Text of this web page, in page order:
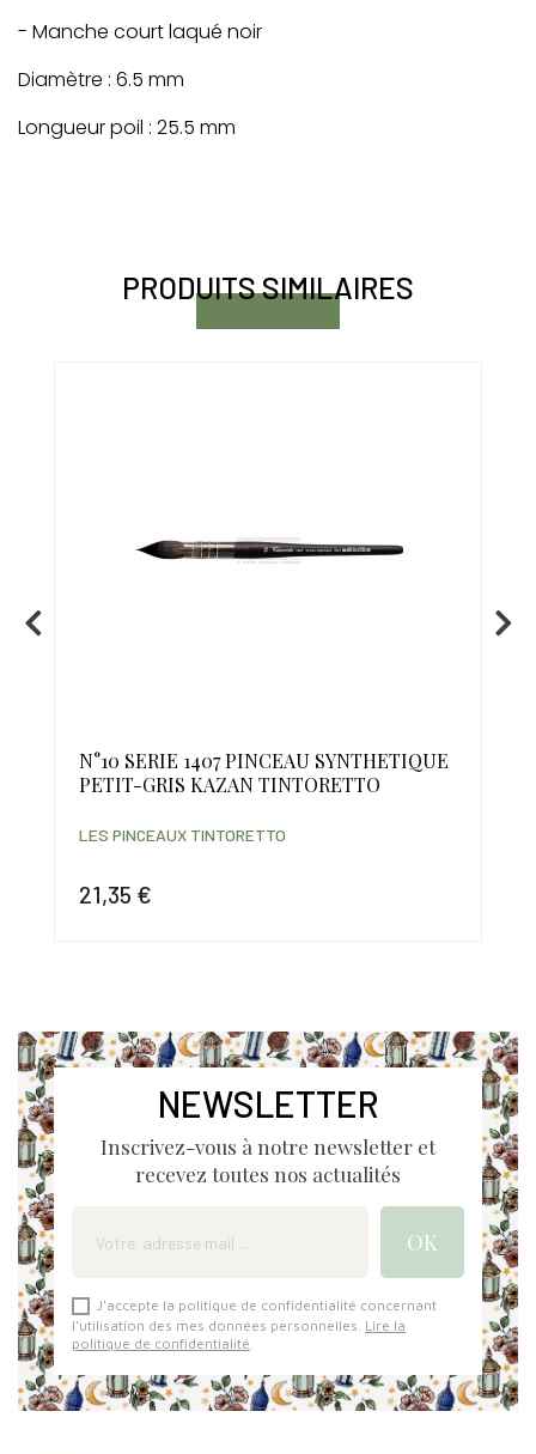
- Manche court laqué noir
Diamètre : 6.5 mm
Longueur poil : 25.5 mm
PRODUITS SIMILAIRES
N°10 SERIE 1407 PINCEAU SYNTHETIQUE
PETIT-GRIS KAZAN TINTORETTO
21,35 €
LES PINCEAUX TINTORETTO
NEWSLETTER
Inscrivez-vous à notre newsletter et
recevez toutes nos actualités
J'accepte la politique de confidentialité concernant
l'utilisation des mes données personnelles. Lire la
politique de confidentialité